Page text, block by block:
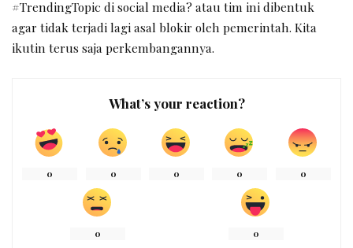
#TrendingTopic di social media? atau tim ini dibentuk
agar tidak terjadi lagi asal blokir oleh pemerintah. Kita
ikutin terus saja perkembangannya.
What’s your reaction?
0 0 0 0 0
0 0